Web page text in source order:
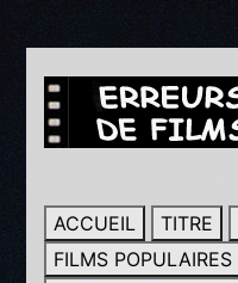
ACCUEIL TITRE
FILMS POPULAIRES